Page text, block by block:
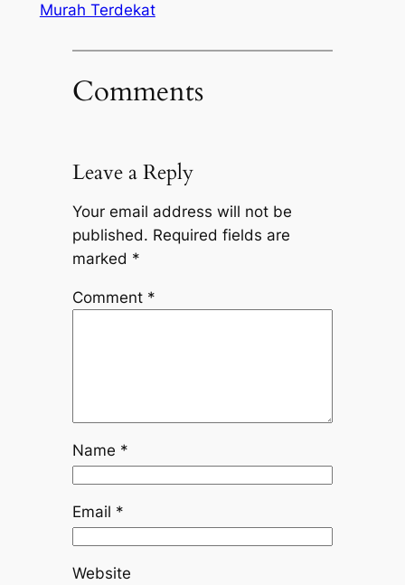
Murah Terdekat
Comments
Leave a Reply
Your email address will not be
published. Required fields are
marked *
Comment *
Name *
Email *
Website